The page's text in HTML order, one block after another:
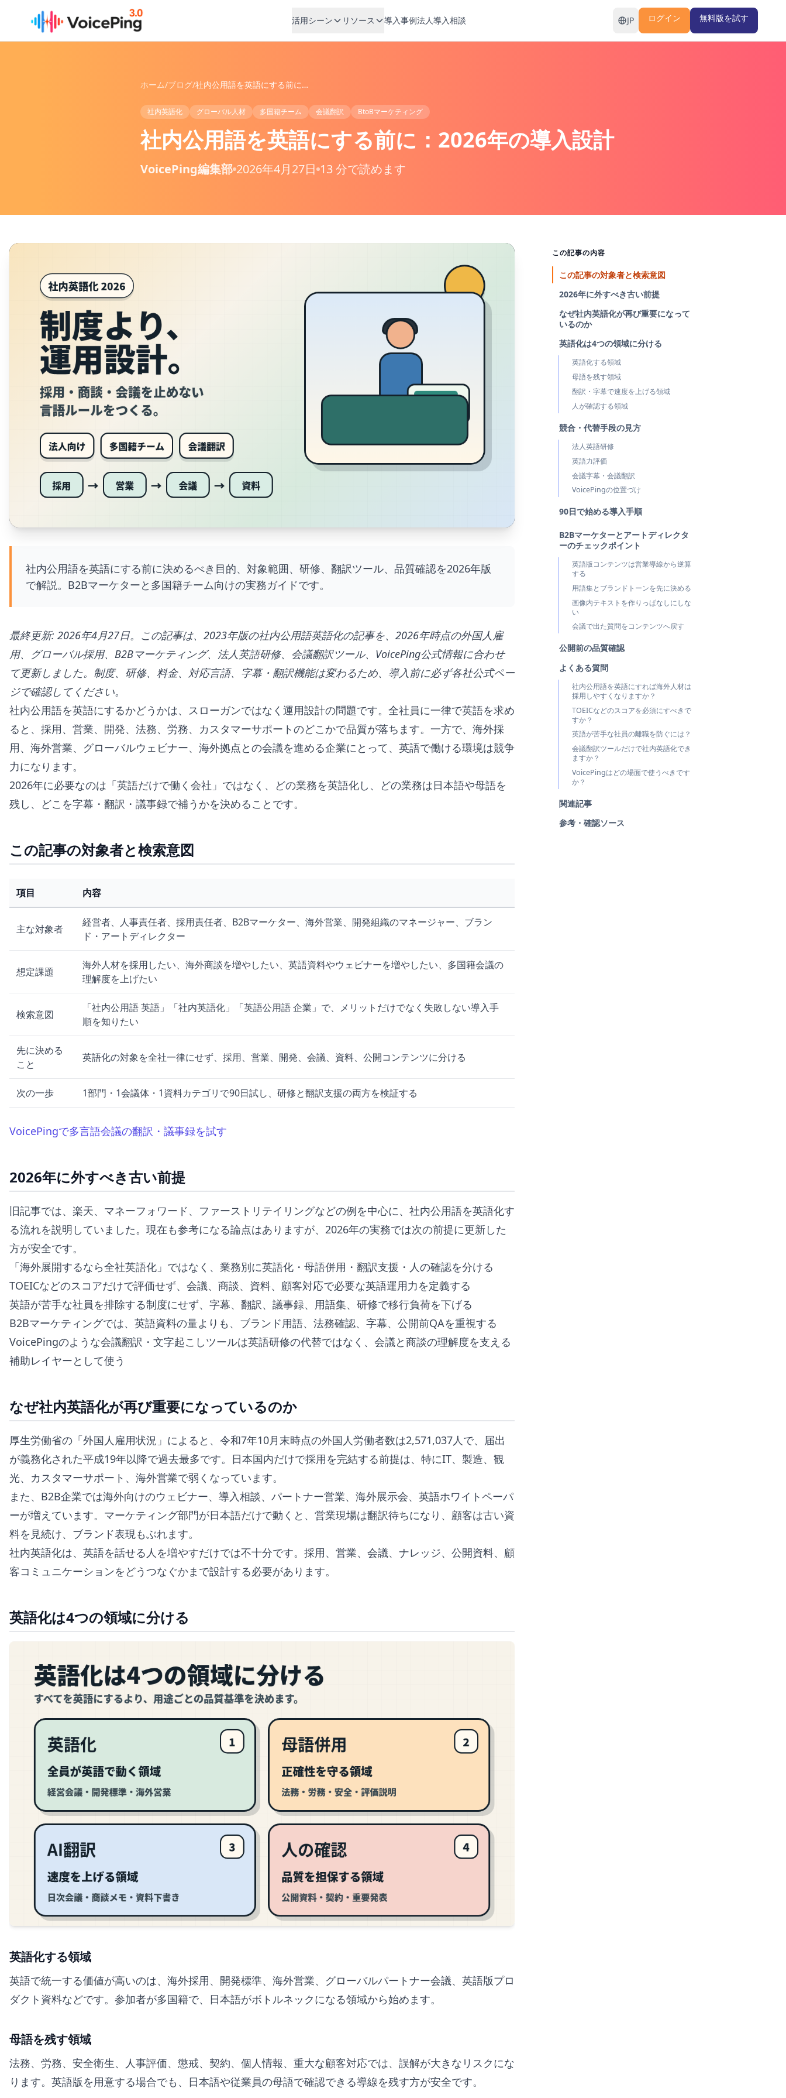
活用シーン リソース 導入事例法人導入相談 JP ログイン 無料版を試す
ホーム/ブログ/ 社内公用語を英語にする前に：2026年の導入設計
社内英語化 グローバル人材 多国籍チーム 会議翻訳 BtoBマーケティング
社内公用語を英語にする前に：2026年の導入設計
VoicePing編集部 2026年4月27日 13 分で読めます
社内公用語を英語にする前に決めるべき目的、対象範囲、研修、翻訳ツール、品質確認を2026年版
で解説。B2Bマーケターと多国籍チーム向けの実務ガイドです。
最終更新: 2026年4月27日。この記事は、2023年版の社内公用語英語化の記事を、2026年時点の外国人雇
用、グローバル採用、B2Bマーケティング、法人英語研修、会議翻訳ツール、VoicePing公式情報に合わせ
て更新しました。制度、研修、料金、対応言語、字幕・翻訳機能は変わるため、導入前に必ず各社公式ペー
ジで確認してください。
社内公用語を英語にするかどうかは、スローガンではなく運用設計の問題です。全社員に一律で英語を求め
ると、採用、営業、開発、法務、労務、カスタマーサポートのどこかで品質が落ちます。一方で、海外採
用、海外営業、グローバルウェビナー、海外拠点との会議を進める企業にとって、英語で働ける環境は競争
力になります。
2026年に必要なのは「英語だけで働く会社」ではなく、どの業務を英語化し、どの業務は日本語や母語を
残し、どこを字幕・翻訳・議事録で補うかを決めることです。
この記事の対象者と検索意図
項目 内容
主な対象者
経営者、人事責任者、採用責任者、B2Bマーケター、海外営業、開発組織のマネージャー、ブラン
ド・アートディレクター
想定課題
海外人材を採用したい、海外商談を増やしたい、英語資料やウェビナーを増やしたい、多国籍会議の
理解度を上げたい
検索意図
「社内公用語 英語」「社内英語化」「英語公用語 企業」で、メリットだけでなく失敗しない導入手
順を知りたい
先に決める
こと
英語化の対象を全社一律にせず、採用、営業、開発、会議、資料、公開コンテンツに分ける
次の一歩 1部門・1会議体・1資料カテゴリで90日試し、研修と翻訳支援の両方を検証する
VoicePingで多言語会議の翻訳・議事録を試す
2026年に外すべき古い前提
旧記事では、楽天、マネーフォワード、ファーストリテイリングなどの例を中心に、社内公用語を英語化す
る流れを説明していました。現在も参考になる論点はありますが、2026年の実務では次の前提に更新した
方が安全です。
「海外展開するなら全社英語化」ではなく、業務別に英語化・母語併用・翻訳支援・人の確認を分ける
TOEICなどのスコアだけで評価せず、会議、商談、資料、顧客対応で必要な英語運用力を定義する
英語が苦手な社員を排除する制度にせず、字幕、翻訳、議事録、用語集、研修で移行負荷を下げる
B2Bマーケティングでは、英語資料の量よりも、ブランド用語、法務確認、字幕、公開前QAを重視する
VoicePingのような会議翻訳・文字起こしツールは英語研修の代替ではなく、会議と商談の理解度を支える
補助レイヤーとして使う
なぜ社内英語化が再び重要になっているのか
厚生労働省の「外国人雇用状況」によると、令和7年10月末時点の外国人労働者数は2,571,037人で、届出
が義務化された平成19年以降で過去最多です。日本国内だけで採用を完結する前提は、特にIT、製造、観
光、カスタマーサポート、海外営業で弱くなっています。
また、B2B企業では海外向けのウェビナー、導入相談、パートナー営業、海外展示会、英語ホワイトペーパ
ーが増えています。マーケティング部門が日本語だけで動くと、営業現場は翻訳待ちになり、顧客は古い資
料を見続け、ブランド表現もぶれます。
社内英語化は、英語を話せる人を増やすだけでは不十分です。採用、営業、会議、ナレッジ、公開資料、顧
客コミュニケーションをどうつなぐかまで設計する必要があります。
英語化は4つの領域に分ける
英語化する領域
英語で統一する価値が高いのは、海外採用、開発標準、海外営業、グローバルパートナー会議、英語版プロ
ダクト資料などです。参加者が多国籍で、日本語がボトルネックになる領域から始めます。
母語を残す領域
法務、労務、安全衛生、人事評価、懲戒、契約、個人情報、重大な顧客対応では、誤解が大きなリスクにな
ります。英語版を用意する場合でも、日本語や従業員の母語で確認できる導線を残す方が安全です。
この記事の内容
この記事の対象者と検索意図
2026年に外すべき古い前提
なぜ社内英語化が再び重要になって
いるのか
英語化は4つの領域に分ける
英語化する領域
母語を残す領域
翻訳・字幕で速度を上げる領域
人が確認する領域
競合・代替手段の見方
法人英語研修
英語力評価
会議字幕・会議翻訳
VoicePingの位置づけ
90日で始める導入手順
B2Bマーケターとアートディレクタ
ーのチェックポイント
英語版コンテンツは営業導線から逆算
する
用語集とブランドトーンを先に決める
画像内テキストを作りっぱなしにしな
い
会議で出た質問をコンテンツへ戻す
公開前の品質確認
よくある質問
社内公用語を英語にすれば海外人材は
採用しやすくなりますか？
TOEICなどのスコアを必須にすべきで
すか？
英語が苦手な社員の離職を防ぐには？
会議翻訳ツールだけで社内英語化でき
ますか？
VoicePingはどの場面で使うべきです
か？
関連記事
参考・確認ソース